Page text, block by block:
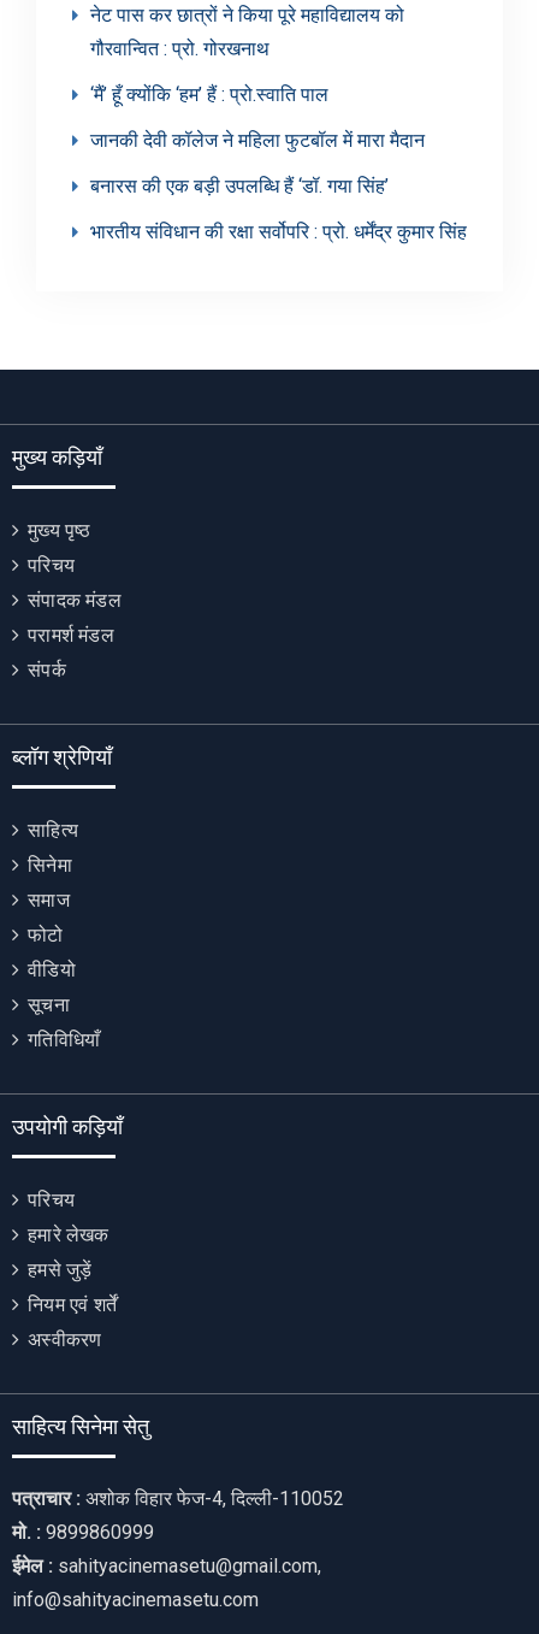
नेट पास कर छात्रों ने किया पूरे महाविद्यालय को
गौरवान्वित : प्रो. गोरखनाथ
‘मैं’ हूँ क्योंकि ‘हम’ हैं : प्रो.स्वाति पाल
जानकी देवी कॉलेज ने महिला फुटबॉल में मारा मैदान
बनारस की एक बड़ी उपलब्धि हैं ‘डॉ. गया सिंह’
भारतीय संविधान की रक्षा सर्वोपरि : प्रो. धर्मेंद्र कुमार सिंह
मुख्य कड़ियाँ
मुख्य पृष्ठ
परिचय
संपादक मंडल
परामर्श मंडल
संपर्क
ब्लॉग श्रेणियाँ
साहित्य
सिनेमा
समाज
फोटो
वीडियो
सूचना
गतिविधियाँ
उपयोगी कड़ियाँ
परिचय
हमारे लेखक
हमसे जुड़ें
नियम एवं शर्तें
अस्वीकरण
साहित्य सिनेमा सेतु
पत्राचार : अशोक विहार फेज-4, दिल्ली-110052
मो. : 9899860999
ईमेल : sahityacinemasetu@gmail.com,
info@sahityacinemasetu.com